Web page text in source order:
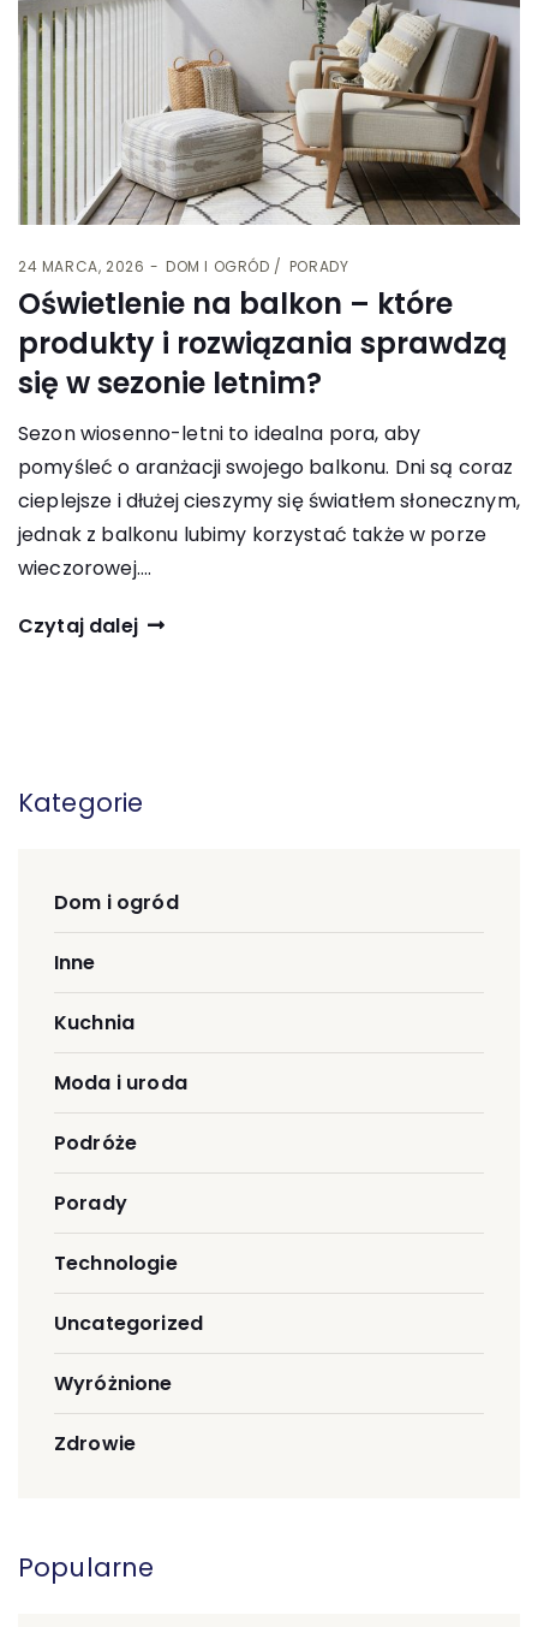
24 MARCA, 2026 DOM I OGRÓD PORADY
Oświetlenie na balkon – które
produkty i rozwiązania sprawdzą
się w sezonie letnim?
Sezon wiosenno-letni to idealna pora, aby
pomyśleć o aranżacji swojego balkonu. Dni są coraz
cieplejsze i dłużej cieszymy się światłem słonecznym,
jednak z balkonu lubimy korzystać także w porze
wieczorowej.…
Czytaj dalej
Kategorie
Dom i ogród
Inne
Kuchnia
Moda i uroda
Podróże
Porady
Technologie
Uncategorized
Wyróżnione
Zdrowie
Popularne